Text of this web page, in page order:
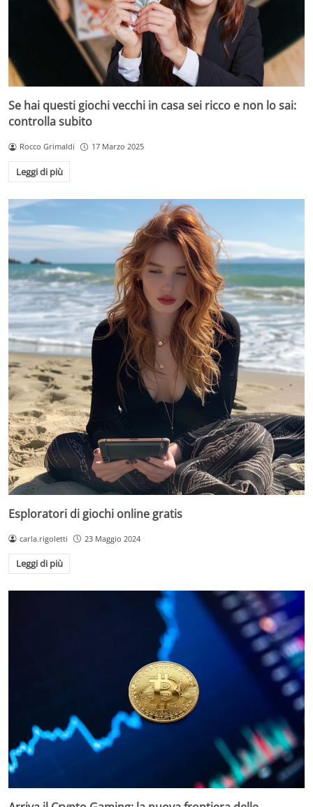
Se hai questi giochi vecchi in casa sei ricco e non lo sai:
controlla subito
Rocco Grimaldi 17 Marzo 2025
Leggi di più
Esploratori di giochi online gratis
carla.rigoletti 23 Maggio 2024
Leggi di più